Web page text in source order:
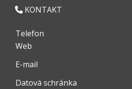
KONTAKT
Telefon
Web
E-mail
Datová schránka